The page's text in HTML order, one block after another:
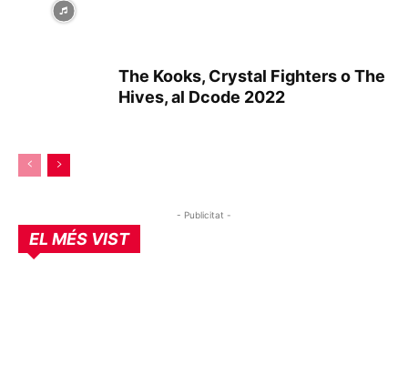
The Kooks, Crystal Fighters o The
Hives, al Dcode 2022
- Publicitat -
EL MÉS VIST